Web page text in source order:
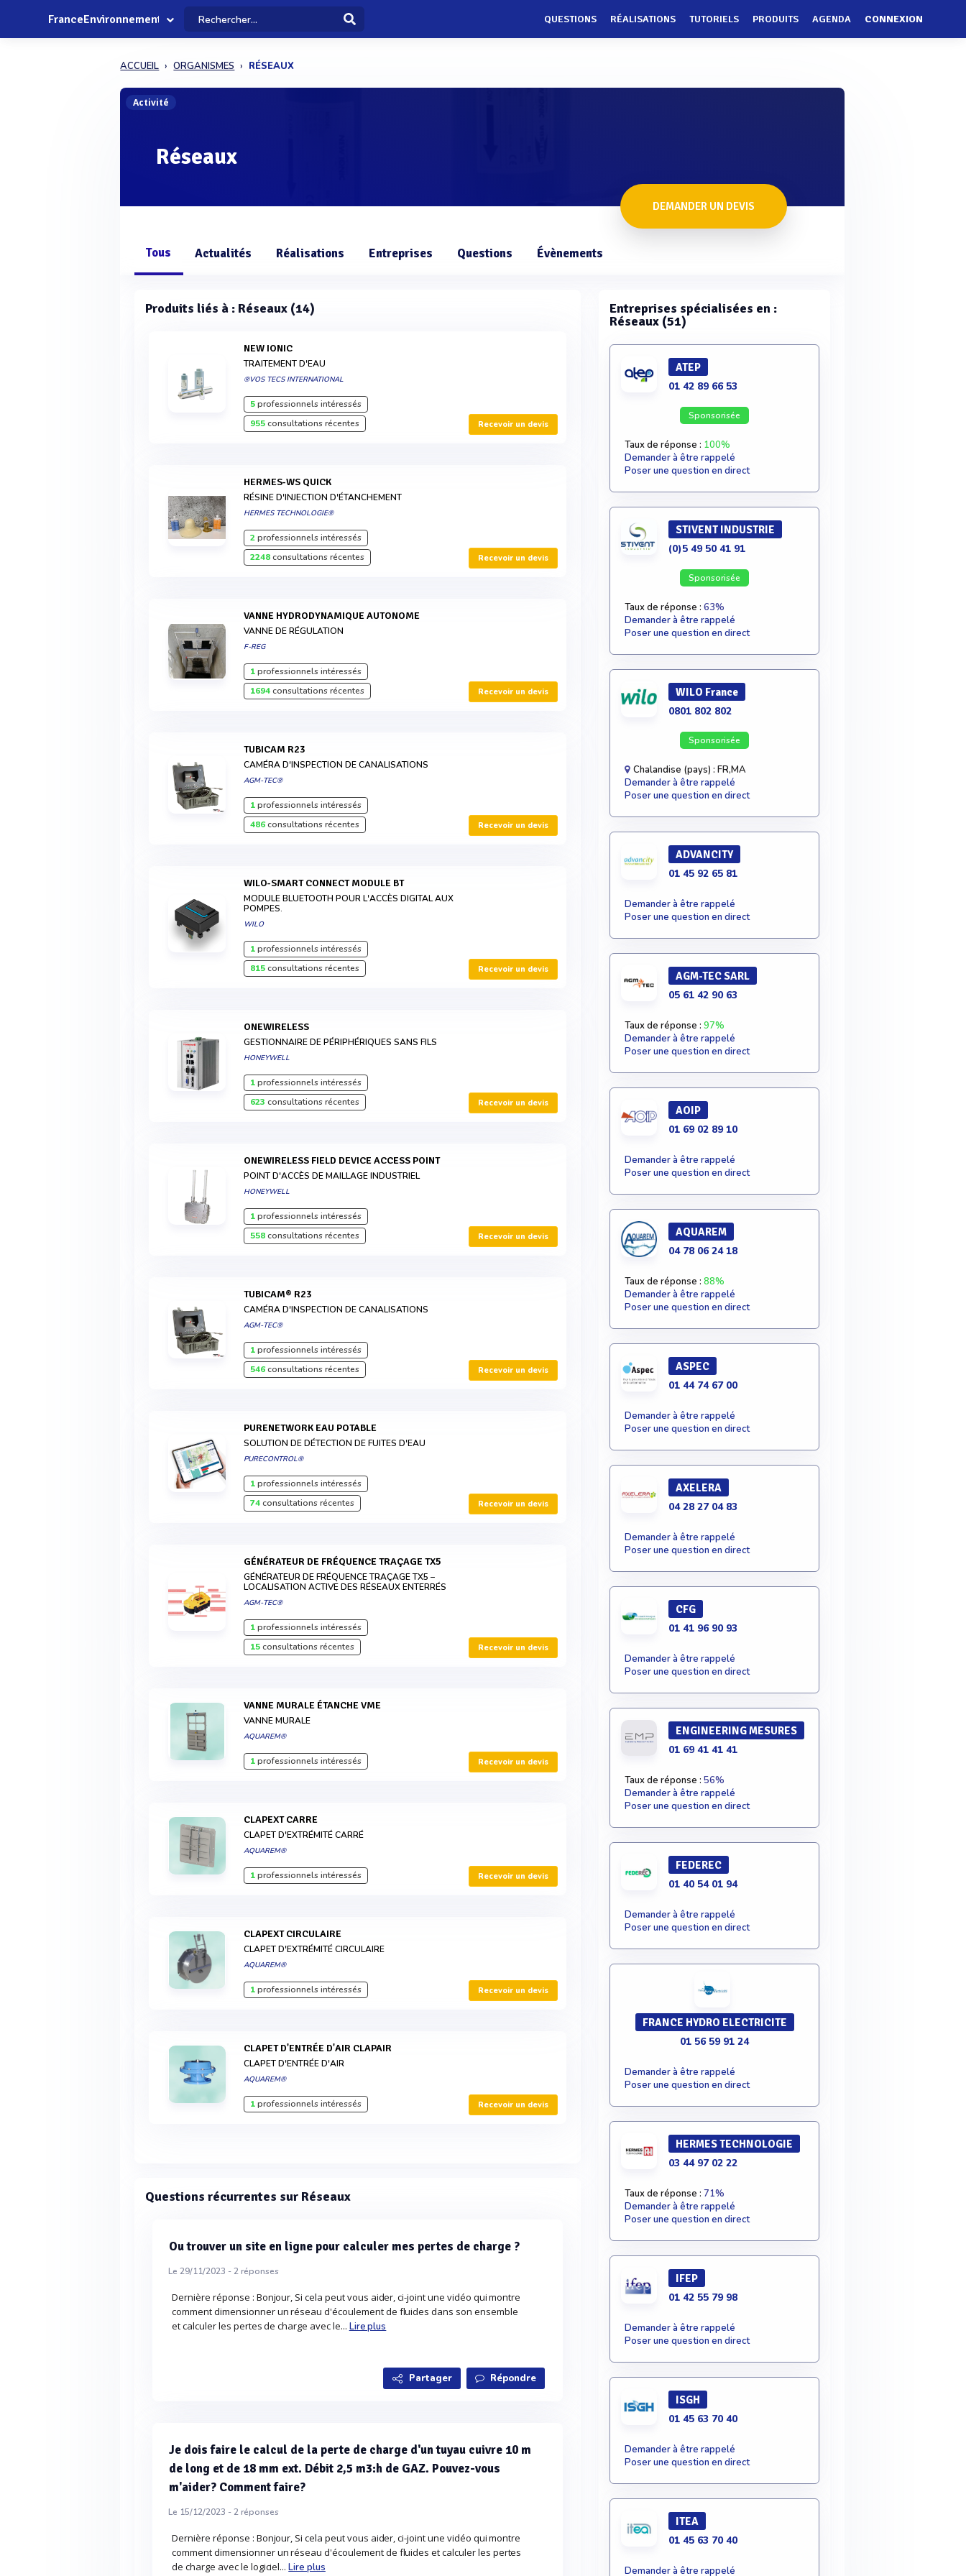
FranceEnvironnement QUESTIONS RÉALISATIONS TUTORIELS PRODUITS AGENDA CONNEXION
ACCUEIL ORGANISMES RÉSEAUX
Activité
Réseaux
DEMANDER UN DEVIS
Tous Actualités Réalisations Entreprises Questions Évènements
Produits liés à : Réseaux (14)
NEW IONIC
TRAITEMENT D'EAU
®VOS TECS INTERNATIONAL
5professionnels intéressés
955consultations récentes Recevoir un devis
HERMES-WS QUICK
RÉSINE D'INJECTION D'ÉTANCHEMENT
HERMES TECHNOLOGIE®
2professionnels intéressés
2248consultations récentes Recevoir un devis
VANNE HYDRODYNAMIQUE AUTONOME
VANNE DE RÉGULATION
F-REG
1professionnels intéressés
1694consultations récentes Recevoir un devis
TUBICAM R23
CAMÉRA D'INSPECTION DE CANALISATIONS
AGM-TEC®
1professionnels intéressés
486consultations récentes Recevoir un devis
WILO-SMART CONNECT MODULE BT
MODULE BLUETOOTH POUR L'ACCÈS DIGITAL AUX
POMPES.
WILO
1professionnels intéressés
815consultations récentes Recevoir un devis
ONEWIRELESS
GESTIONNAIRE DE PÉRIPHÉRIQUES SANS FILS
HONEYWELL
1professionnels intéressés
623 consultations récentes Recevoir un devis
ONEWIRELESS FIELD DEVICE ACCESS POINT
POINT D'ACCÈS DE MAILLAGE INDUSTRIEL
HONEYWELL
1professionnels intéressés
558consultations récentes Recevoir un devis
TUBICAM® R23
CAMÉRA D'INSPECTION DE CANALISATIONS
AGM-TEC®
1professionnels intéressés
546consultations récentes Recevoir un devis
PURENETWORK EAU POTABLE
SOLUTION DE DÉTECTION DE FUITES D'EAU
PURECONTROL®
1professionnels intéressés
74consultations récentes Recevoir un devis
GÉNÉRATEUR DE FRÉQUENCE TRAÇAGE TX5
GÉNÉRATEUR DE FRÉQUENCE TRAÇAGE TX5 –
LOCALISATION ACTIVE DES RÉSEAUX ENTERRÉS
AGM-TEC®
1professionnels intéressés
15consultations récentes Recevoir un devis
VANNE MURALE ÉTANCHE VME
VANNE MURALE
AQUAREM®
1professionnels intéressés Recevoir un devis
CLAPEXT CARRE
CLAPET D'EXTRÉMITÉ CARRÉ
AQUAREM®
1professionnels intéressés Recevoir un devis
CLAPEXT CIRCULAIRE
CLAPET D'EXTRÉMITÉ CIRCULAIRE
AQUAREM®
1professionnels intéressés Recevoir un devis
CLAPET D'ENTRÉE D'AIR CLAPAIR
CLAPET D'ENTRÉE D'AIR
AQUAREM®
1professionnels intéressés Recevoir un devis
Questions récurrentes sur Réseaux
Ou trouver un site en ligne pour calculer mes pertes de charge ?
Le 29/11/2023 -2réponses
Dernière réponse : Bonjour, Si cela peut vous aider, ci-joint une vidéo qui montre
comment dimensionner un réseau d'écoulement de fluides dans son ensemble
et calculer les pertes de charge avec le... Lire plus
Partager Répondre
Je dois faire le calcul de la perte de charge d'un tuyau cuivre 10 m
de long et de 18 mm ext. Débit 2,5 m3:h de GAZ. Pouvez-vous
m'aider? Comment faire?
Le 15/12/2023 -2réponses
Dernière réponse : Bonjour, Si cela peut vous aider, ci-joint une vidéo qui montre
comment dimensionner un réseau d'écoulement de fluides et calculer les pertes
de charge avec le logiciel...Lire plus
Entreprises spécialisées en :
Réseaux (51)
ATEP
01 42 89 66 53
Sponsorisée
Taux de réponse : 100%
Demander à être rappelé
Poser une question en direct
STIVENT INDUSTRIE
(0)5 49 50 41 91
Sponsorisée
Taux de réponse : 63%
Demander à être rappelé
Poser une question en direct
WILO France
0801 802 802
Sponsorisée
Chalandise (pays) : FR,MA
Demander à être rappelé
Poser une question en direct
ADVANCITY
01 45 92 65 81
Demander à être rappelé
Poser une question en direct
AGM-TEC SARL
05 61 42 90 63
Taux de réponse : 97%
Demander à être rappelé
Poser une question en direct
AOIP
01 69 02 89 10
Demander à être rappelé
Poser une question en direct
AQUAREM
04 78 06 24 18
Taux de réponse : 88%
Demander à être rappelé
Poser une question en direct
ASPEC
01 44 74 67 00
Demander à être rappelé
Poser une question en direct
AXELERA
04 28 27 04 83
Demander à être rappelé
Poser une question en direct
CFG
01 41 96 90 93
Demander à être rappelé
Poser une question en direct
ENGINEERING MESURES
01 69 41 41 41
Taux de réponse : 56%
Demander à être rappelé
Poser une question en direct
FEDEREC
01 40 54 01 94
Demander à être rappelé
Poser une question en direct
FRANCE HYDRO ELECTRICITE
01 56 59 91 24
Demander à être rappelé
Poser une question en direct
HERMES TECHNOLOGIE
03 44 97 02 22
Taux de réponse : 71%
Demander à être rappelé
Poser une question en direct
IFEP
01 42 55 79 98
Demander à être rappelé
Poser une question en direct
ISGH
01 45 63 70 40
Demander à être rappelé
Poser une question en direct
ITEA
01 45 63 70 40
Demander à être rappelé